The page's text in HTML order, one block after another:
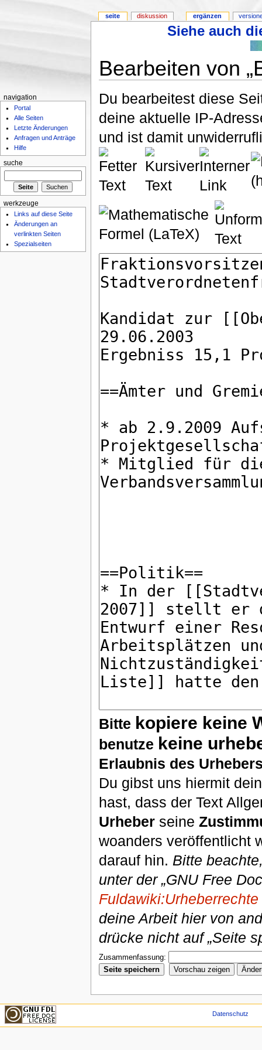
Siehe auch
Bearbeiten von
Du bearbeitest diese
deine aktuelle IP-
und ist damit
Bitte kopiere keine
benutze keine
Erlaubnis des
Du gibst uns hiermit
hast, dass der Text
Urheberseine
woanders veröffentlicht
darauf hin. Bitte
unter der „GNU Free
Fuldawiki:Urheberrechte
deine Arbeit hier von
drücke nicht auf „Seite
Zusammenfassung:
seite diskussion ergänzen
navigation
Portal
Alle Seiten
Letzte Änderungen
Anfragen und Anträge
Hilfe
suche
werkzeuge
Links auf diese Seite
Änderungen an
verlinkten Seiten
Spezialseiten
Datenschutz